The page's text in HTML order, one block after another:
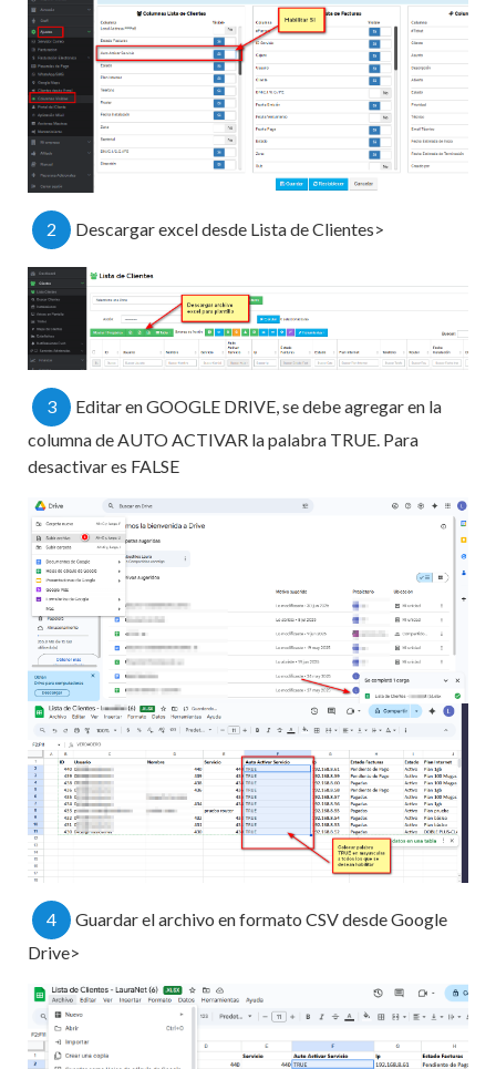
2 Descargar excel desde Lista de Clientes>
3
Editar en GOOGLE DRIVE, se debe agregar en la
columna de AUTO ACTIVAR la palabra TRUE. Para
desactivar es FALSE
4
Guardar el archivo en formato CSV desde Google
Drive>